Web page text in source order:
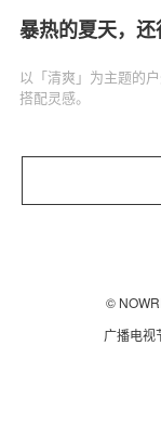
暴热的夏天，
以「清爽」为主题的
搭配灵感。
©
广播电视